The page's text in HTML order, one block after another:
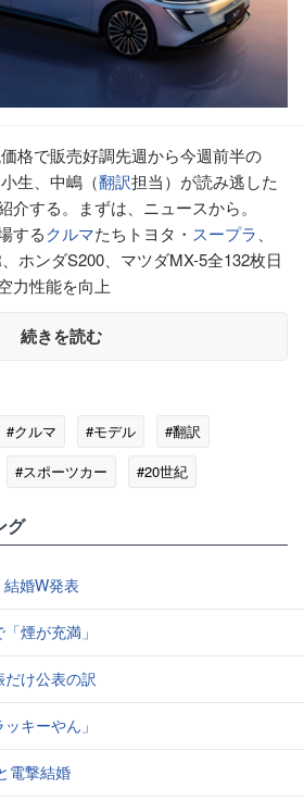
格で販売好調先週から今週前半の
生、中嶋（翻訳担当）が読み逃した
介する。まずは、ニュースから。
するクルマたちトヨタ・ スープラ
ホンダS200、マツダMX-5全132枚日
力性能を向上
続きを読む
#クルマ #モデル
#翻訳
#スポーツカー #20世紀
グ
婚W発表
煙が充満」
け公表の訳
キーやん」
電撃結婚